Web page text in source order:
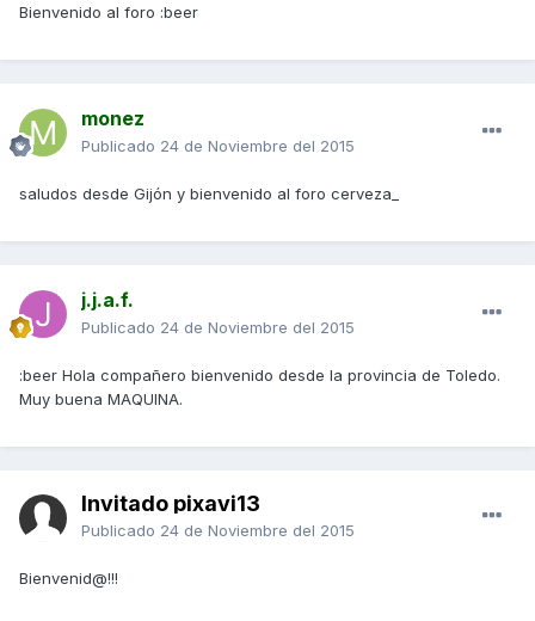
Bienvenido al foro :beer
monez
Publicado 24 de Noviembre del 2015
saludos desde Gijón y bienvenido al foro cerveza_
j.j.a.f.
Publicado 24 de Noviembre del 2015
:beer Hola compañero bienvenido desde la provincia de Toledo.
Muy buena MAQUINA.
Invitado pixavi13
Publicado 24 de Noviembre del 2015
Bienvenid@!!!